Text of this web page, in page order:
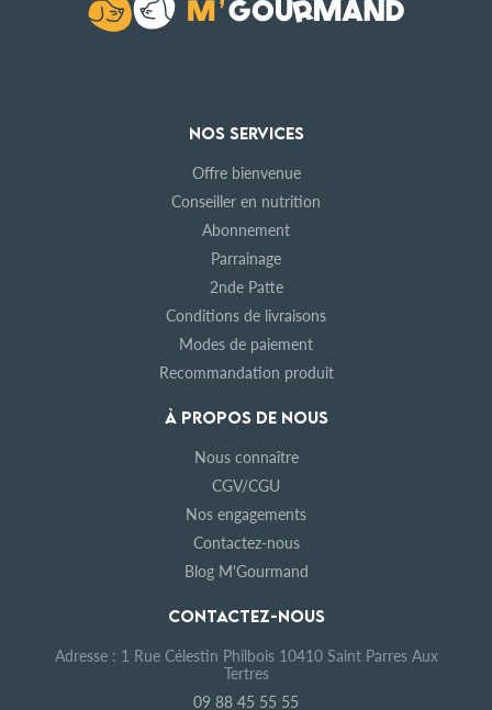
NOS SERVICES
Offre bienvenue
Conseiller en nutrition
Abonnement
Parrainage
2nde Patte
Conditions de livraisons
Modes de paiement
Recommandation produit
À PROPOS DE NOUS
Nous connaître
CGV/CGU
Nos engagements
Contactez-nous
Blog M'Gourmand
CONTACTEZ-NOUS
Adresse : 1 Rue Célestin Philbois 10410 Saint Parres Aux
Tertres
09 88 45 55 55